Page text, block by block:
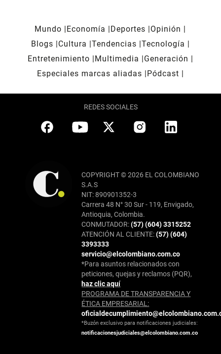
Mundo Economía Deportes
Opinión
Blogs
Cultura Tendencias Tecnología
Entretenimiento
Multimedia
Generación
Especiales marcas aliadas
Pódcast
REDES SOCIALES
COPYRIGHT © 2026 EL COLOMBIANO
S.A.S
NIT: 890901352-3
Carrera 48 N° 30 Sur - 119, Envigado,
Antioquia, Colombia.
CONMUTADOR:(57) (604) 3315252
ATENCIÓN AL CLIENTE:(57) (604)
3393333
servicio@elcolombiano.com.co
*Para asuntos relacionados con
peticiones, quejas y reclamos (PQR),
haz clic aquí
PROGRAMA DE TRANSPARENCIA Y
ÉTICA EMPRESARIAL:
*Buzón exclusivo para notificaciones judiciales:
notificacionesjudiciales@elcolombiano.com.co